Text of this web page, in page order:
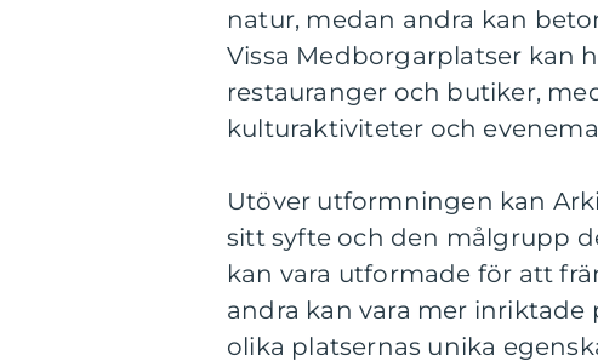
natur, medan andra kan
Vissa Medborgarplatser kan
restauranger och butiker,
kulturaktiviteter och
Utöver utformningen kan
sitt syfte och den målgrupp
kan vara utformade för att
andra kan vara mer
olika platsernas unika